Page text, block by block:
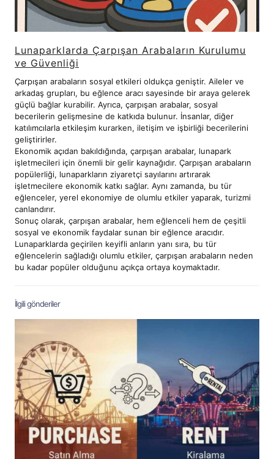
Lunaparklarda Çarpışan Arabaların Kurulumu
ve Güvenliği
Çarpışan arabaların sosyal etkileri oldukça geniştir. Aileler ve
arkadaş grupları, bu eğlence aracı sayesinde bir araya gelerek
güçlü bağlar kurabilir. Ayrıca, çarpışan arabalar, sosyal
becerilerin gelişmesine de katkıda bulunur. İnsanlar, diğer
katılımcılarla etkileşim kurarken, iletişim ve işbirliği becerilerini
geliştirirler.
Ekonomik açıdan bakıldığında, çarpışan arabalar, lunapark
işletmecileri için önemli bir gelir kaynağıdır. Çarpışan arabaların
popülerliği, lunaparkların ziyaretçi sayılarını artırarak
işletmecilere ekonomik katkı sağlar. Aynı zamanda, bu tür
eğlenceler, yerel ekonomiye de olumlu etkiler yaparak, turizmi
canlandırır.
Sonuç olarak, çarpışan arabalar, hem eğlenceli hem de çeşitli
sosyal ve ekonomik faydalar sunan bir eğlence aracıdır.
Lunaparklarda geçirilen keyifli anların yanı sıra, bu tür
eğlencelerin sağladığı olumlu etkiler, çarpışan arabaların neden
bu kadar popüler olduğunu açıkça ortaya koymaktadır.
İlgili gönderiler